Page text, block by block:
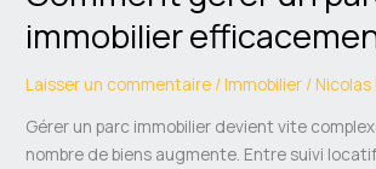
immobilier
Laisser un commentaire /Immobilier /Nicolas
Gérer un parc immobilier devient vite
nombre de biens augmente. Entre suivi